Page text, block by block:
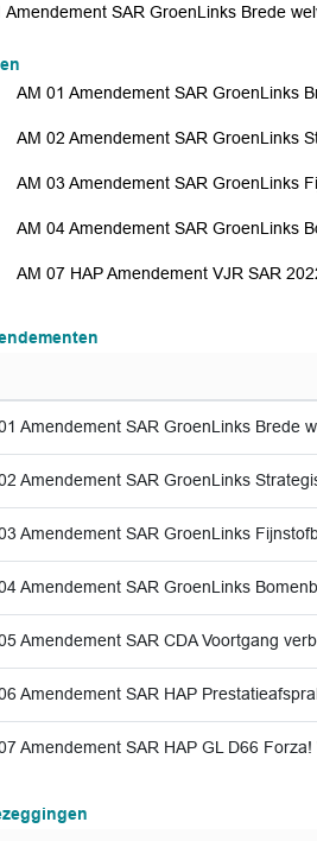
Amendement SAR GroenLinks Brede
AM 01 Amendement SAR GroenLinks
AM 02 Amendement SAR GroenLinks
AM 03 Amendement SAR GroenLinks
AM 04 Amendement SAR GroenLinks
AM 07 HAP Amendement VJR SAR
Amendement SAR GroenLinks Brede
Amendement SAR GroenLinks
Amendement SAR GroenLinks
Amendement SAR GroenLinks
Amendement SAR CDA Voortgang
Amendement SAR HAP
Amendement SAR HAP GL D66